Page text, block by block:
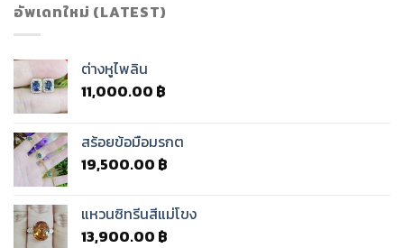
อัพเดทใหม่ (LATEST)
ต่างหูไพลิน
11,000.00 ฿
สร้อยข้อมือมรกต
19,500.00 ฿
แหวนซิทรีนสีแม่โขง
13,900.00 ฿